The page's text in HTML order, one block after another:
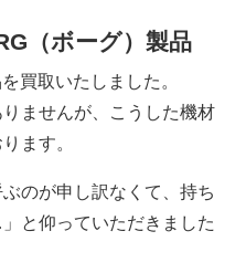
（ボーグ）製品
を買取いたしました。
ませんが、こうした機材
ます。
のが申し訳なくて、持ち
と仰っていただきました